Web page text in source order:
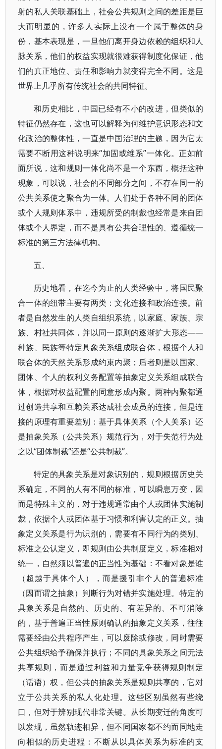
射的私人关联基础上，社会公共规则之间的差距是巨
大而明显的，许多人实际上没有一个属于整体的身
份，基本表现是，一旦他们离开身边依赖的组织和人
脉关系，他们的权益实现就很难获得制度化保证，他
们的真正地位、责任和影响力就变得完全不同。这是
世界上几乎所有传统社会的共同特征。
和历史相比，中国已经有不小的改进，但类似的
特征仍然存在，这也可以解释为何维护意识形态和文
化政治的整体性，一直是中国治理的主题，因为它太
需要不断用这种说明来“加固或维系”一体化。正如前
面所说，这和规则一体化尚不是一个东西，概括这种
现象，可以说，社会的不同部分之间，不存在同一的
公共关系使之聚合为一体。人们处于各种不同的团体
或个人规则体系中，违规所受的制裁也经常是来自团
体或个人界定，而不是具有公共合理性的、遵循统一
标准的第三方法律机构。
五、
历史地看，在迄今为止的人类经验中，将国民聚
合一体的纽带主要有两类：文化连接和政治连接。前
者是自然发生的人类自组织系统，以家庭、家族、宗
族、村社共同体，并以同一原则的逐渐扩大形态——
种族、民族等特定具象关系组成联合体，根据个人和
联合体的天然关系形成约束内聚；后者则是以国家、
团体、个人的权利义务配置等抽象定义关系组成联合
体，根据对权益配置的同意形成内聚。两种内聚都通
过创造共享和互赖关系达成社会成员的连接，但是连
接的原理有重要差别：基于具体关系（个人关系）还
是抽象关系（公共关系）规范行为，对于失范行为处
之以“团体制裁”还是“公共制裁”。
特定的具象关系是对象识别的，规则根据历史关
系确定，不同的人有不同的标准，可以瞬息万变，因
而是特殊主义的，对于违规通常由个人或团体实施制
裁，依据个人或团体基于习惯和利害认定的正义。抽
象定义关系是行为识别的，需要有不同行为的类别、
标准之公认定义，即规则由公共制度定义，标准相对
统一，自然须以普遍的正当性为基础：不看对象是谁
（超越于具体个人），而是援引非个人的普遍标准
（因而谓之抽象）判断行为对错并实施处理。特定的
具象关系是自然的、历史的、有差异的、不可消除
的，基于普遍正当性原则确认的抽象定义关系，往往
需要经由公共程序产生，可以废除或修改，同时需要
公共组织给予确保并执行；不同的具象关系之间无法
共享规则，而是通过利益和力量竞争获得规则制定
（话语）权，但公共的抽象关系是规则共享的，它对
立于公共关系的私人化处理。这些区别虽然有些绕
口，但对于辨别现代非常关键。从长期变迁的角度可
以发现，虽然轨迹相异，但不同国家都不约而同地走
向相似的历史进程：不断从以具体关系为标准的支